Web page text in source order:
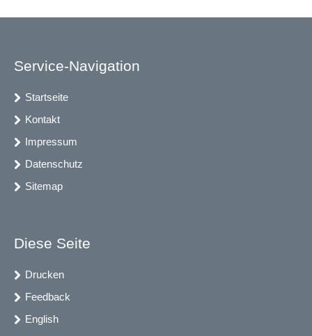
Service-Navigation
Startseite
Kontakt
Impressum
Datenschutz
Sitemap
Diese Seite
Drucken
Feedback
English